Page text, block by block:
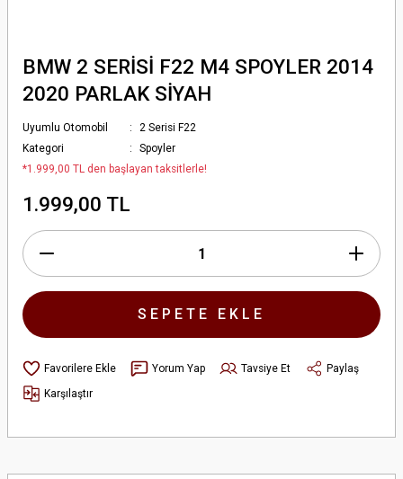
BMW 2 SERİSİ F22 M4 SPOYLER 2014
2020 PARLAK SİYAH
Uyumlu Otomobil
2 Serisi F22
Kategori
Spoyler
*1.999,00 TL den başlayan taksitlerle!
1.999,00 TL
SEPETE EKLE
Yorum Yap Tavsiye Et
Paylaş
Karşılaştır